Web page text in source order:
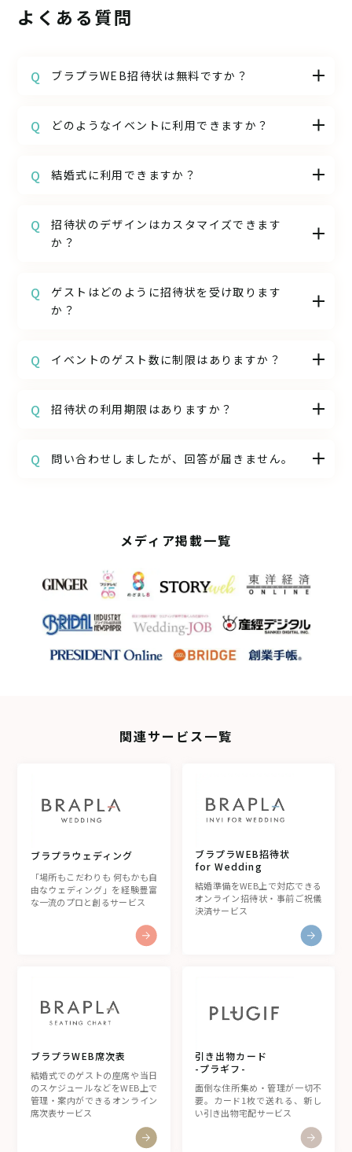
よくある質問
ブラプラWEB招待状は無料ですか？
待状の作成や送信、ゲストの管理などの機能
どのようなイベントに利用できますか？
ビジネスイベント、卒業式など、さまざまな
結婚式に利用できますか？
WEB招待状 for ウェディング」がございます
ので、こちらをご利用ください。
招待状のデザインはカスタマイズできます
か？
ており、それらをベースに招待状のデザインを
カスタマイズすることができます。
ゲストはどのように招待状を受け取ります
か？
されます。イベントの情報を入力し、送信先
で、ゲストに招待状を直接送信することがで
きます。
イベントのゲスト数に制限はありますか？
ーティーから大規模なイベントまで、どんな規
とができます。
招待状の利用期限はありますか？
状送付後やイベント後でも、引き続きご利用
問い合わせしましたが、回答が届きません。
日中にご返事しております。
平日時間外と土・日・祝のお問い合わせは、
翌営業日の対応となります。
回答メールが届かない場合、特に以下の点に
ご注意ください。
・「迷惑メールフォルダ」に振り分けられて
お願いいたします。
・スマートフォンのキャリアメール
@i.softbank.jp、@vodafone.ne.jp 等）を
ご利用の場合、メールが届かない場合がござ
上記でも解決しない場合は、別のメールアド
レスで再度お問い合わせください。(Gmailや
YahooなどPCでも使用可能なアドレスを推奨
メディア掲載一覧
関連サービス一覧
ブラプラウェディング
「場所もこだわりも 何もかも自
由なウェディング」を経験豊富
な一流のプロと創るサービス
ブラプラWEB招待状
for Wedding
結婚準備をWEB上で対応できる
オンライン招待状・事前ご祝儀
決済サービス
ブラプラWEB席次表
結婚式でのゲストの座席や当日
のスケジュールなどをWEB上で
管理・案内ができるオンライン
席次表サービス
引き出物カード
-プラギフ-
面倒な住所集め・管理が一切不
要。カード1枚で送れる、新し
い引き出物宅配サービス